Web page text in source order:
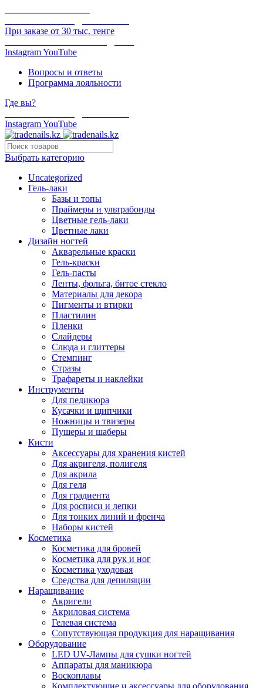
При заказе от 30 тыс. тенге
InstagramYouTube
Вопросы и ответы
Программа лояльности
Где вы?
InstagramYouTube
Выбрать категорию
Uncategorized
Гель-лаки
Базы и топы
Праймеры и ультрабонды
Цветные гель-лаки
Цветные лаки
Дизайн ногтей
Акварельные краски
Гель-краски
Гель-пасты
Ленты, фольга, битое стекло
Материалы для декора
Пигменты и втирки
Пластилин
Пленки
Слайдеры
Слюда и глиттеры
Стемпинг
Стразы
Трафареты и наклейки
Инструменты
Для педикюра
Кусачки и щипчики
Ножницы и твизеры
Пушеры и шаберы
Кисти
Аксессуары для хранения кистей
Для акригеля, полигеля
Для акрила
Для геля
Для градиента
Для росписи и лепки
Для тонких линий и френча
Наборы кистей
Косметика
Косметика для бровей
Косметика для рук и ног
Косметика уходовая
Средства для депиляции
Наращивание
Акригели
Акриловая система
Гелевая система
Сопутствующая продукция для наращивания
Оборудование
LED UV-Лампы для сушки ногтей
Аппараты для маникюра
Воскоплавы
Комплектующие и аксессуары для оборудования